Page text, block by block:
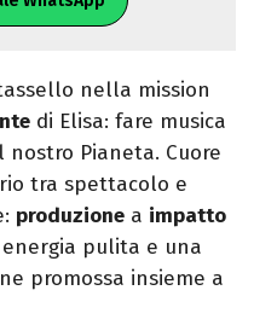
nella mission
di Elisa: fare musica
Pianeta. Cuore
tra spettacolo e
produzione a impatto
pulita e una
promossa insieme a